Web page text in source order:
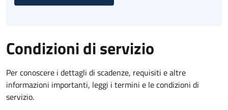
Condizioni di servizio
Per conoscere i dettagli di scadenze, requisiti e altre
informazioni importanti, leggi i termini e le condizioni di
servizio.